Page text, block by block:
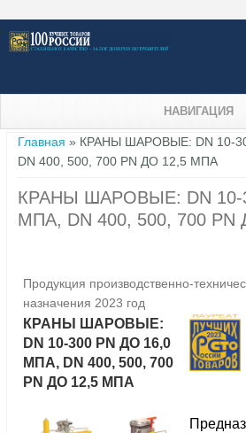
НАВИГАЦИЯ
Вы здесь
Главная » КРАНЫ ШАРОВЫЕ: DN 10-
DN 400, 500, 700 PN ДО 12,5 МПА
КРАНЫ ШАРОВЫЕ: DN 10-
МПА, DN 400, 500, 700
Продукция производственно-
назначения 2023 год
КРАНЫ ШАРОВЫЕ:
DN 10-300 PN ДО 16,0
МПА, DN 400, 500, 700
PN ДО 12,5 МПА